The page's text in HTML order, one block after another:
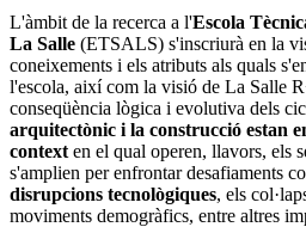
L'àmbit de la recerca a l'Escola
La Salle (ETSALS) s'inscriurà en la
coneixements i els atributs als quals
l'escola, així com la visió de La Salle
conseqüència lògica i evolutiva dels
arquitectònic i la construcció estan
context en el qual operen, llavors, els
s'amplien per enfrontar desafiaments
disrupcions tecnològiques, els
moviments demogràfics, entre altres